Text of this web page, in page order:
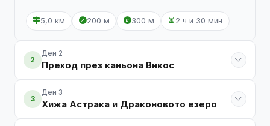
5,0 км 200 м 300 м 2 ч и 30 мин
2
Ден 2
Преход през каньона Викос
3
Ден 3
Хижа Астрака и Драконовото езеро